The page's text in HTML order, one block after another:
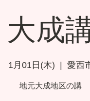
大成
1月01日(木) 愛西
地元大成地区の講